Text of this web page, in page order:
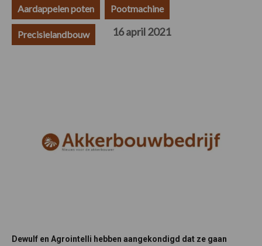
Aardappelen poten Pootmachine
Precisielandbouw 16 april 2021
Dewulf en Agrointelli hebben aangekondigd dat ze gaan